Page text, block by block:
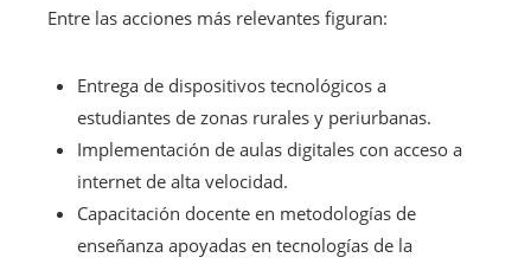
Entre las acciones más relevantes figuran:
Entrega de dispositivos tecnológicos a
estudiantes de zonas rurales y periurbanas.
Implementación de aulas digitales con acceso a
internet de alta velocidad.
Capacitación docente en metodologías de
enseñanza apoyadas en tecnologías de la